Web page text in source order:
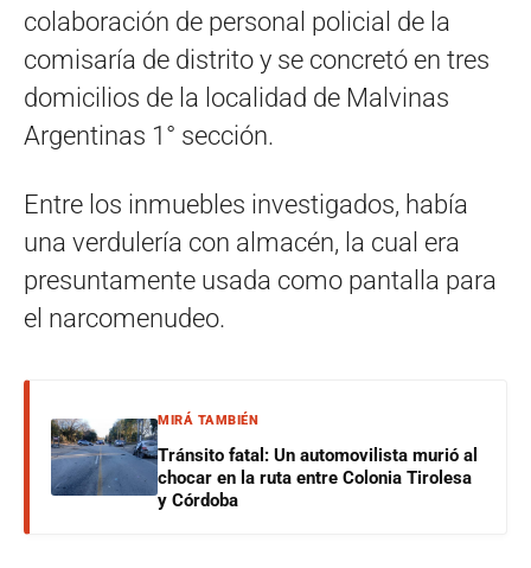
colaboración de personal policial de la
comisaría de distrito y se concretó en tres
domicilios de la localidad de Malvinas
Argentinas 1° sección.
Entre los inmuebles investigados, había
una verdulería con almacén, la cual era
presuntamente usada como pantalla para
el narcomenudeo.
MIRÁ TAMBIÉN
Tránsito fatal: Un automovilista murió al
chocar en la ruta entre Colonia Tirolesa
y Córdoba